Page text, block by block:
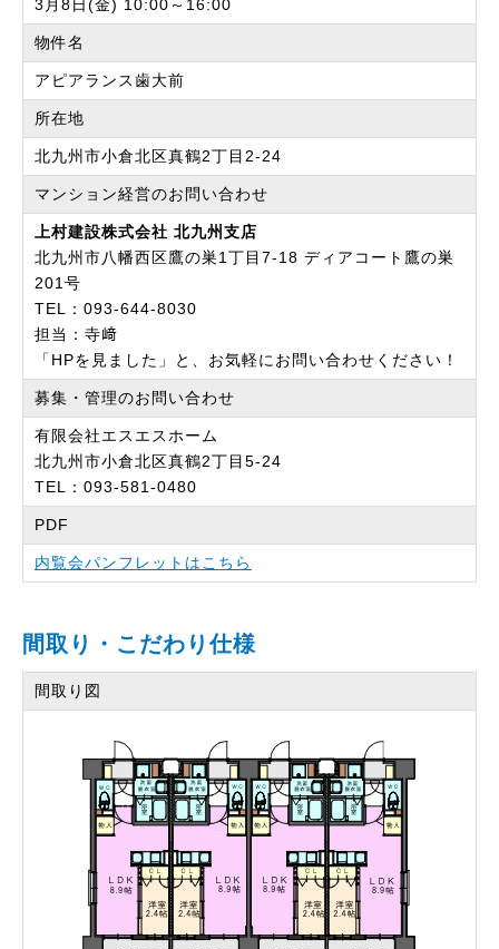
3月8日(金) 10:00～16:00
物件名
アピアランス歯大前
所在地
北九州市小倉北区真鶴2丁目2-24
マンション経営のお問い合わせ
上村建設株式会社 北九州支店
北九州市八幡西区鷹の巣1丁目7-18 ディアコート鷹の巣
201号
TEL：093-644-8030
担当：寺﨑
「HPを見ました」と、お気軽にお問い合わせください！
募集・管理のお問い合わせ
有限会社エスエスホーム
北九州市小倉北区真鶴2丁目5-24
TEL：093-581-0480
PDF
内覧会パンフレットはこちら
間取り・こだわり仕様
間取り図